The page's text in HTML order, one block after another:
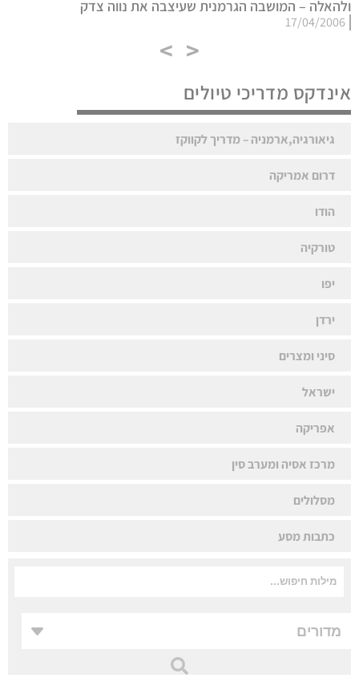
ולהאלה – המושבה הגרמנית שעיצבה את נווה צדק
17/04/2006
<
>
אינדקס מדריכי טיולים
גיאורגיה,ארמניה – מדריך לקווקז
דרום אמריקה
הודו
טורקיה
יפו
ירדן
סיני ומצרים
ישראל
אפריקה
מרכז אסיה ומערב סין
מסלולים
כתבות מסע